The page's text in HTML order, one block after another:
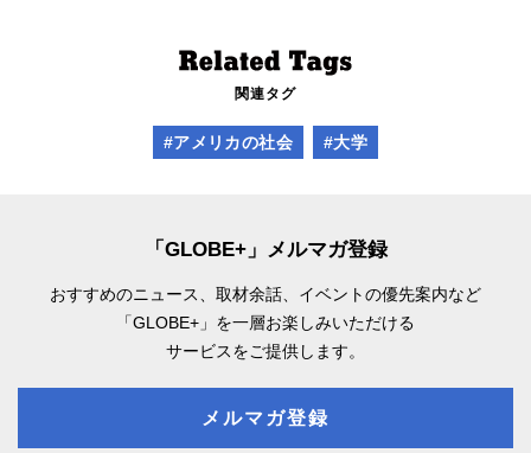
関連タグ
#アメリカの社会 #大学
「GLOBE+」メルマガ登録
おすすめのニュース、取材余話、 イベントの優先案内など
「GLOBE+」を一層お楽しみいただける
サービスをご提供します。
メルマガ登録